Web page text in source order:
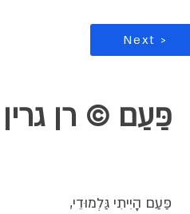
Next >
פַּעַם © רן גרין
פַּעַם הָיִיתִי גַּלְמוּדֵי,